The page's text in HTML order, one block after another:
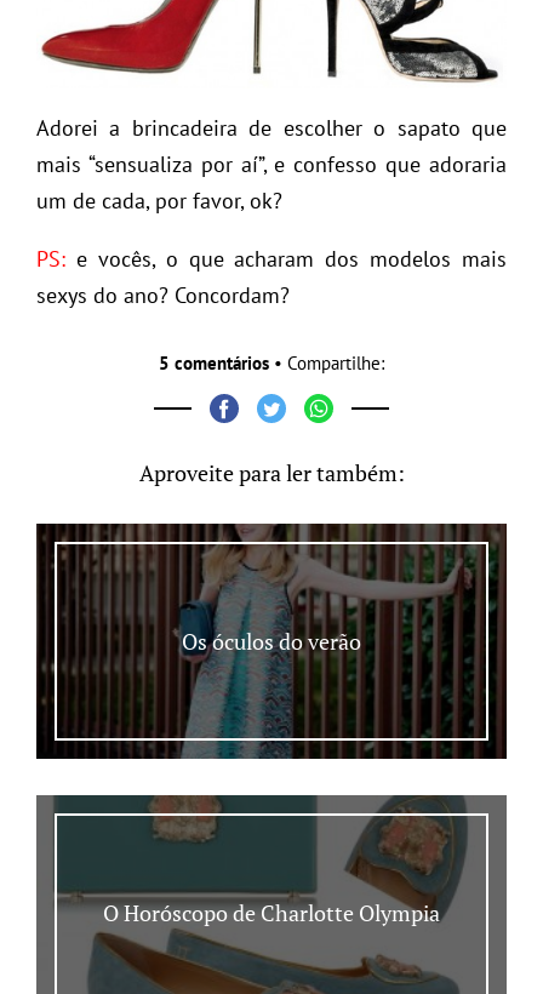
Adorei a brincadeira de escolher o sapato que
mais “sensualiza por aí”, e confesso que adoraria
um de cada, por favor, ok?
PS: e vocês, o que acharam dos modelos mais
sexys do ano? Concordam?
5 comentários • Compartilhe:
Aproveite para ler também:
Os óculos do verão
O Horóscopo de Charlotte Olympia